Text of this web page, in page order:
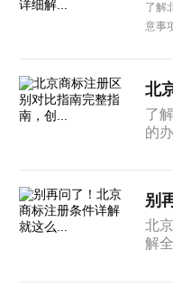
了解
意事
了
的
北
解